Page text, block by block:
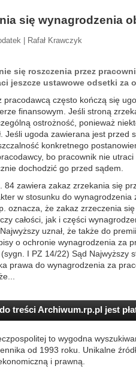
się wynagrodzenia
| Rafał Krawczyk
się roszczenia przez
jeszcze ustawowe odsetki za
pracodawcą często kończą się
finansowym. Jeśli stroną
ostrożność, ponieważ
Jeśli ugoda zawierana jest
konkretnego
bo pracownik nie
dochodzić go przed sądem.
84 zawiera zakaz zrzekania się
w stosunku do wynagrodzenia
oznacza, że zakaz zrzeczenia
całości, jak i części
uznał, że także do
o ochronie wynagrodzenia za
I PZ 14/22) Sąd Najwyższy
prawa do wynagrodzenia za
treści Archiwum.rp.pl jest
to wygodna
od 1993 roku. Unikalne
i prawną.